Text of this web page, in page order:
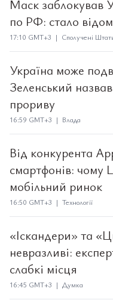
Маск заблокував
по РФ: стало
17:10 GMT+3 | Сполучені
Україна може
Зеленський
прориву
16:59 GMT+3 | Влада
Від конкурента
смартфонів: чому
мобільний ринок
16:50 GMT+3 | Технології
«Іскандери» та
невразливі:
слабкі місця
16:45 GMT+3 | Думка